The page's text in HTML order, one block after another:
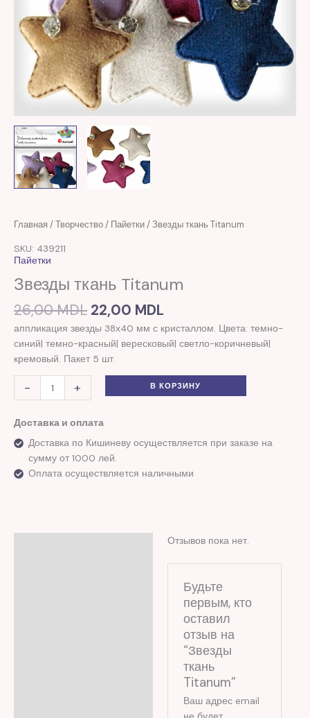
Главная /Творчество/ Пайетки/ Звезды ткань Titanum
SKU: 439211
Пайетки
Звезды ткань Titanum
26,00MDL
Первоначальная
22,00 MDL
Текущая
аппликация звезды 38х40 мм с кристаллом. Цвета: темно-
синий| темно-красный| вересковый| светло-коричневый|
кремовый. Пакет 5 шт.
-
Количество
Звезды
Titanum
+ В КОРЗИНУ
Доставка и оплата
Доставка по Кишиневу осуществляется при заказе на
сумму от 1000 лей.
Оплата осуществляется наличными
Отзывов пока нет.
Будьте
первым, кто
оставил
отзыв на
“Звезды
ткань
Titanum”
Ваш адрес email